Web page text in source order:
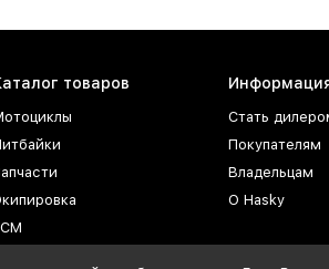
товаров
Стать
Покупателям
Владельцам
О Hasky